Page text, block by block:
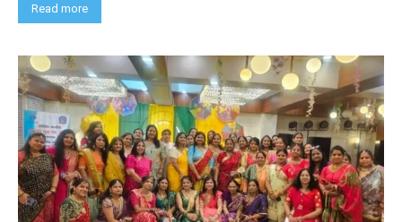
Read more